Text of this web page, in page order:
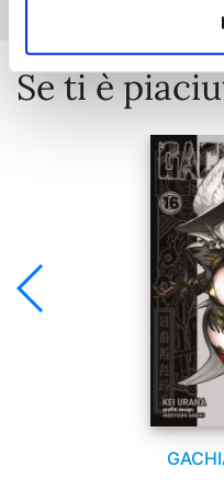
Se ti è